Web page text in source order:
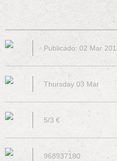
Publicado: 02 Mar
Thursday 03 Mar
5/3 €
968937180